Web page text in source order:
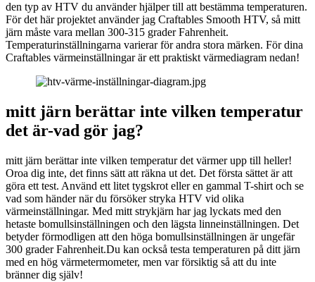
den typ av HTV du använder hjälper till att bestämma temperaturen.
För det här projektet använder jag Craftables Smooth HTV, så mitt
järn måste vara mellan 300-315 grader Fahrenheit.
Temperaturinställningarna varierar för andra stora märken. För dina
Craftables värmeinställningar är ett praktiskt värmediagram nedan!
mitt järn berättar inte vilken temperatur
det är-vad gör jag?
mitt järn berättar inte vilken temperatur det värmer upp till heller!
Oroa dig inte, det finns sätt att räkna ut det. Det första sättet är att
göra ett test. Använd ett litet tygskrot eller en gammal T-shirt och se
vad som händer när du försöker stryka HTV vid olika
värmeinställningar. Med mitt strykjärn har jag lyckats med den
hetaste bomullsinställningen och den lägsta linneinställningen. Det
betyder förmodligen att den höga bomullsinställningen är ungefär
300 grader Fahrenheit.Du kan också testa temperaturen på ditt järn
med en hög värmetermometer, men var försiktig så att du inte
bränner dig själv!